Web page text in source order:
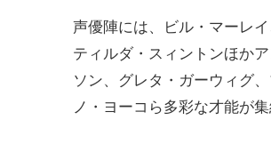
声優陣には、ビル・マーレ
ティルダ・スィントンほか
ソン、グレタ・ガーウィグ
ノ・ヨーコら多彩な才能が